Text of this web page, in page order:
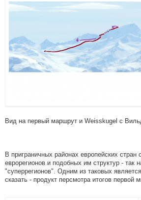
Вид на первый маршрут и Weisskugel с
В приграничных районах европейских стран
еврорегионов и подобных им структур - так
"суперрегионов". Одним из таковых
сказать - продукт персмотра итогов первой